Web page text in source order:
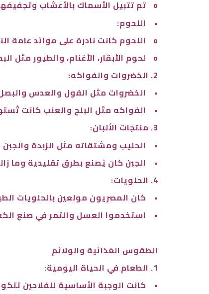
o تم تتبيل الأسماك بالأعشاب
•
اللحوم:
o اللحوم كانت نادرة على موائد عامة
o لحوم الأبقار، الأغنام، والطيور مثل
2. الخضروات والفواكه:
•
الخضروات مثل الفول والعدس
•
الفواكه مثل البلح والعنب كانت
3. منتجات الألبان:
•
الحليب ومشتقاته مثل الزبدة
•
الجبن كان يُصنع بطرق تقليدية وما
4. الحلويات:
•
كان المصريون مولعين بالحلويات
•
استخدموا العسل والتمر في صنع
الطقوس الغذائية والولائم
1. الطعام في الحياة اليومية:
•
كانت الوجبة الأساسية للفلاحين